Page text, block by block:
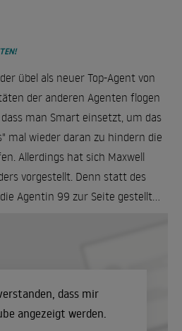
übel als neuer Top-Agent von
der anderen Agenten flogen
man Smart einsetzt, um das
mal wieder daran zu hindern die
Allerdings hat sich Maxwell
vorgestellt. Denn statt des
Agentin 99 zur Seite gestellt...
dass mir
angezeigt werden.